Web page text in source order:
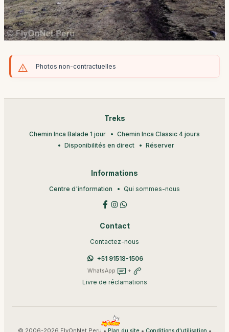
Photos non-contractuelles
Treks
Chemin Inca Balade 1 jour
Chemin Inca Classic 4 jours
Disponibilités en direct
Réserver
Informations
Centre d'information Qui sommes-nous
Contact
Contactez-nous
+51 91518-1506
WhatsApp +
Livre de réclamations
© 2006-2026 FlyOnNet Peru • • •